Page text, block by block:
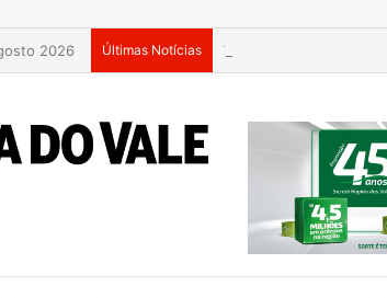
2026 Últimas Notícias Vendaval violento